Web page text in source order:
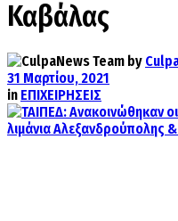
Καβάλας
by
31 Μαρτίου, 2021
in ΕΠΙΧΕΙΡΗΣΕΙΣ